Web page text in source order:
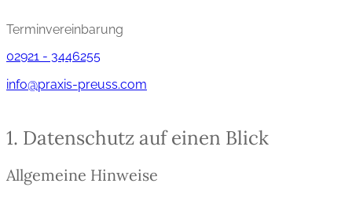
Terminvereinbarung
02921 - 3446255
info@praxis-preuss.com
1. Datenschutz auf einen Blick
Allgemeine Hinweise